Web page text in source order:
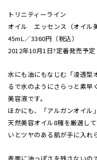
トリニティーライン
オイル エッセンス（オイル美
45mL／3360円（税込）
2012年10月1日?定番発売予定
水にも油にもなじむ「浸透型
るで水のようにさらっと素早
美容液です。
ほかにも、「アルガンオイル
天然美容オイル8種を厳選し
いとツヤのある肌が手に入れ